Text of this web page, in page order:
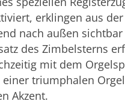
erklingen aus
nach außen sichtbar
des Zimbelsterns
mit dem
triumphalen
Akzent.